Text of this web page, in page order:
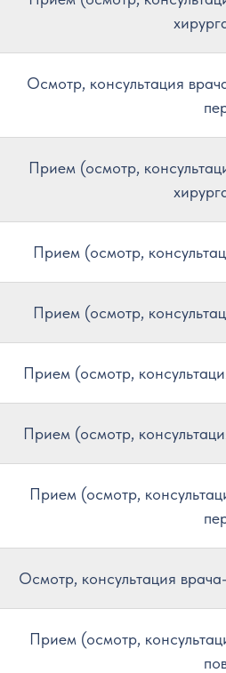
Осмотр, консультация
Прием (осмотр,
Прием (осмотр,
Прием (осмотр,
Прием (осмотр,
Прием (осмотр,
Прием (осмотр,
Осмотр, консультация
Прием (осмотр,